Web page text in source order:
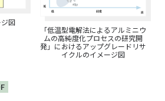
図
「低温型電解法によるアルミニウ
ムの高純度化プロセスの研究開
発」におけるアップグレードリサ
イクルのイメージ図